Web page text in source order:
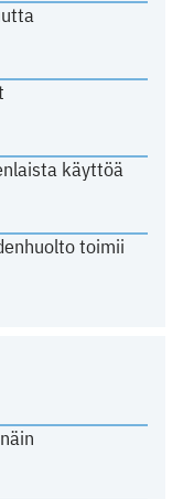
käyttöä
toimii